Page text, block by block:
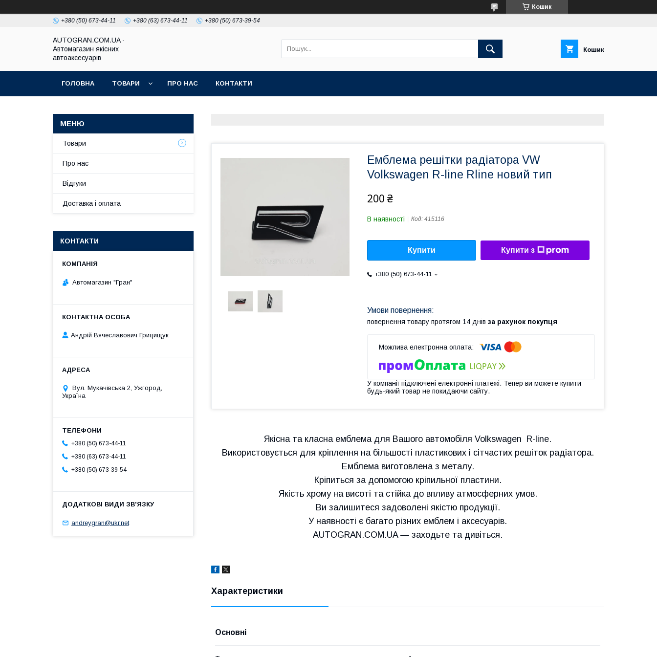
Кошик
+380 (50) 673-44-11 +380 (63) 673-44-11 +380 (50) 673-39-54
AUTOGRAN.COM.UA -
Автомагазин якісних
автоаксесуарів
Кошик
ГОЛОВНА ТОВАРИ ПРО НАС КОНТАКТИ
Емблема решітки радіатора VW
Volkswagen R-line Rline новий тип
200 ₴
В наявності Код: 415116
Купити Купити з
+380 (50) 673-44-11
повернення товару протягом 14 днів за рахунок покупця
У компанії підключені електронні платежі. Тепер ви можете купити
будь-який товар не покидаючи сайту.
Якісна та класна емблема для Вашого автомобіля Volkswagen R-line.
Використовується для кріплення на більшості пластикових і сітчастих решіток радіатора.
Емблема виготовлена з металу.
Кріпиться за допомогою кріпильної пластини.
Якість хрому на висоті та стійка до впливу атмосферних умов.
Ви залишитеся задоволені якістю продукції.
У наявності є багато різних емблем і аксесуарів.
AUTOGRAN.COM.UA — заходьте та дивіться.
Характеристики
Основні
Товари
Про нас
Відгуки
Доставка і оплата
КОНТАКТИ
Автомагазин "Гран"
Андрій Вячеславович Грицищук
Вул. Мукачівська 2, Ужгород,
Україна
+380 (50) 673-44-11
+380 (63) 673-44-11
+380 (50) 673-39-54
andreygran@ukr.net